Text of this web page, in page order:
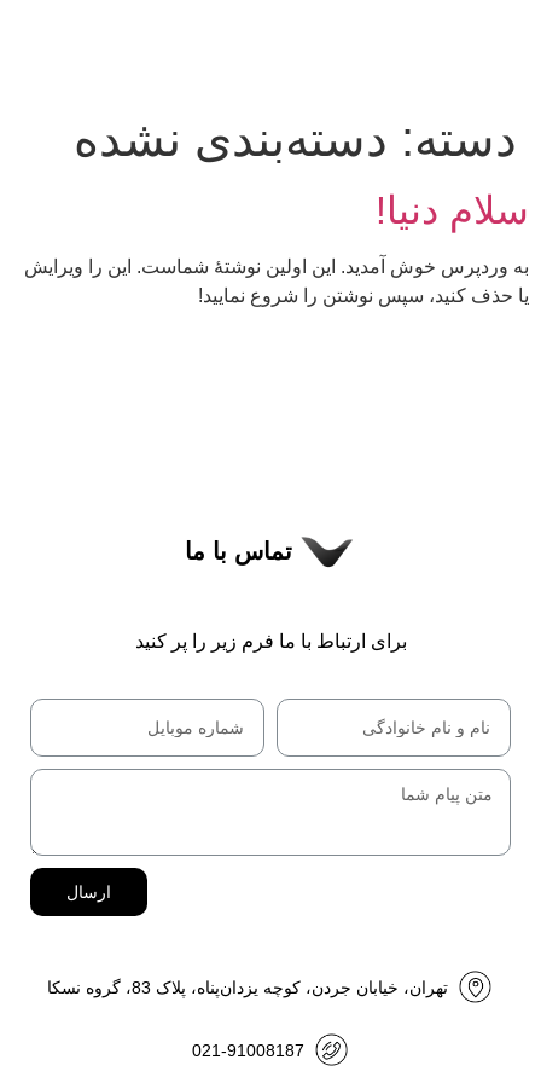
دسته: دسته‌بندی نشده
سلام دنیا!
به وردپرس خوش آمدید. این اولین نوشتهٔ شماست. این را ویرایش
یا حذف کنید، سپس نوشتن را شروع نمایید!
تماس با ما
برای ارتباط با ما فرم زیر را پر کنید
ارسال
تهران، خیابان جردن، کوچه یزدان‌پناه، پلاک 83، گروه نسکا
021-91008187